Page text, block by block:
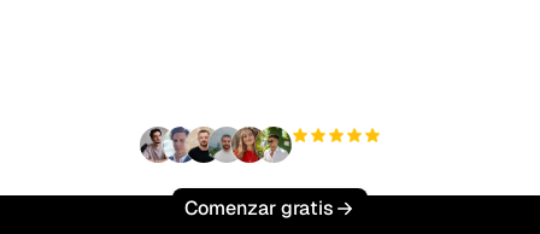
Comenzar gratis